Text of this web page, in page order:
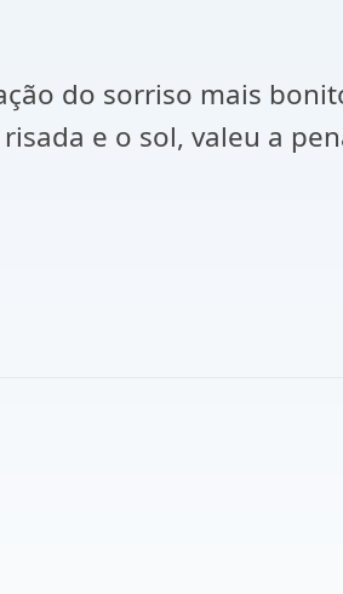
do sorriso mais
e o sol, valeu a